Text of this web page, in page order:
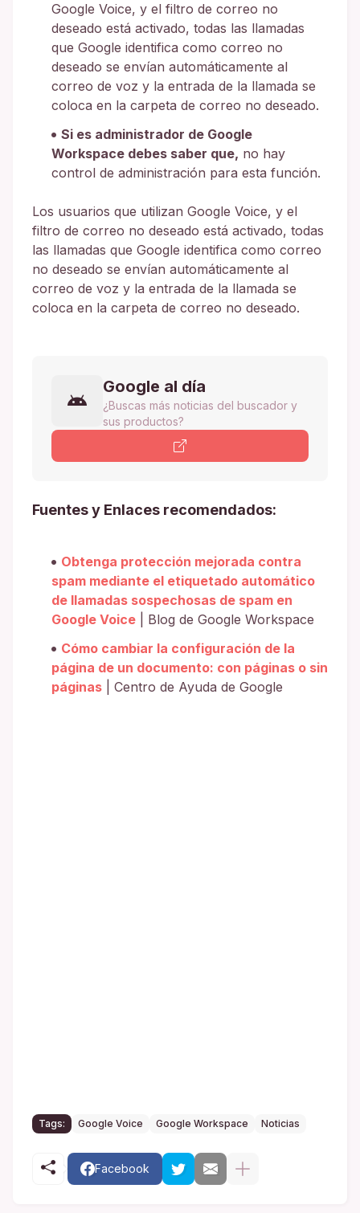
Google Voice, y el filtro de correo no
deseado está activado, todas las llamadas
que Google identifica como correo no
deseado se envían automáticamente al
correo de voz y la entrada de la llamada se
coloca en la carpeta de correo no deseado.
Si es administrador de Google
Workspace debes saber que, no hay
control de administración para esta función.
Los usuarios que utilizan Google Voice, y el
filtro de correo no deseado está activado, todas
las llamadas que Google identifica como correo
no deseado se envían automáticamente al
correo de voz y la entrada de la llamada se
coloca en la carpeta de correo no deseado.
Google al día
¿Buscas más noticias del buscador y
sus productos?
Fuentes y Enlaces recomendados:
Obtenga protección mejorada contra
spam mediante el etiquetado automático
de llamadas sospechosas de spam en
Google Voice | Blog de Google Workspace
Cómo cambiar la configuración de la
página de un documento: con páginas o sin
páginas | Centro de Ayuda de Google
Tags: Google Voice Google Workspace Noticias
Facebook